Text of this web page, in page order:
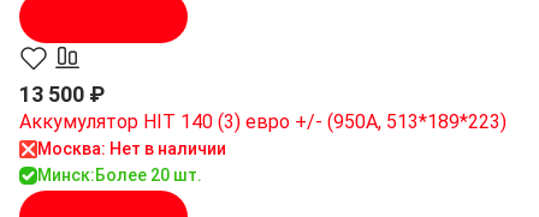
13 500 ₽
Аккумулятор HIT 140 (3) евро +/- (950A, 513*189*223)
Москва: Нет в наличии
Минск:Более 20 шт.